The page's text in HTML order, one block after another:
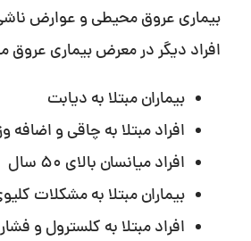
بیماری عروق محیطی و عوارض ناشی
افراد دیگر در معرض بیماری عروق
بیماران مبتلا به دیابت
افراد مبتلا به چاقی و اضافه
افراد میانسان بالای 50 سال
بیماران مبتلا به مشکلات
افراد مبتلا به کلسترول و